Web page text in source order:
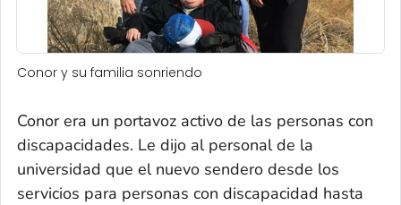
Conor y su familia sonriendo
Conor era un portavoz activo de las personas con
discapacidades. Le dijo al personal de la
universidad que el nuevo sendero desde los
servicios para personas con discapacidad hasta